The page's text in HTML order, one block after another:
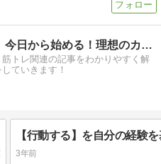
AQNFITNESS 今日から始める！理想のカラダへ第一歩
トレ関連の記事をわかりやすく解
ていきます！
3年前